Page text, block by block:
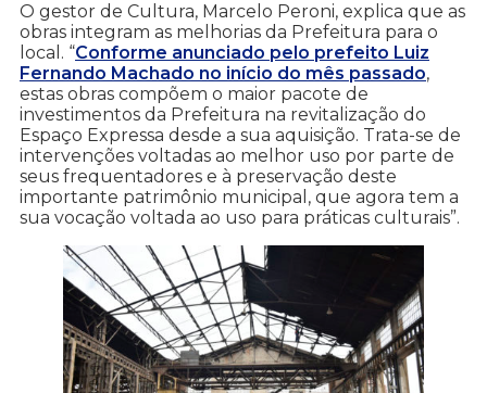
O gestor de Cultura, Marcelo Peroni, explica que as
obras integram as melhorias da Prefeitura para o
local. “Conforme anunciado pelo prefeito Luiz
Fernando Machado no início do mês passado,
estas obras compõem o maior pacote de
investimentos da Prefeitura na revitalização do
Espaço Expressa desde a sua aquisição. Trata-se de
intervenções voltadas ao melhor uso por parte de
seus frequentadores e à preservação deste
importante patrimônio municipal, que agora tem a
sua vocação voltada ao uso para práticas culturais”.